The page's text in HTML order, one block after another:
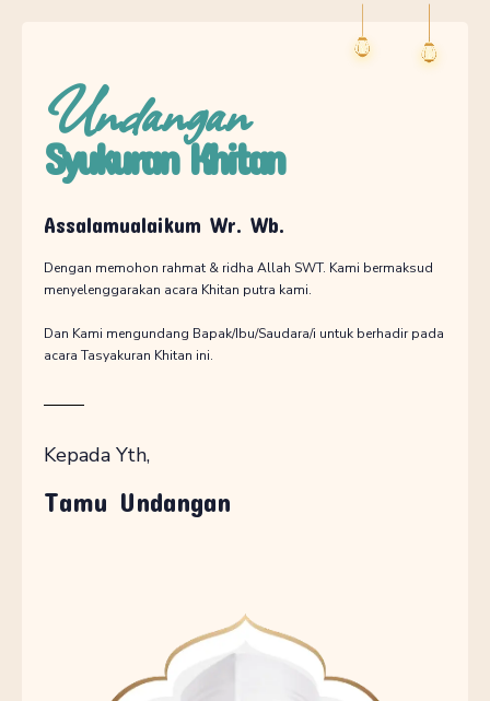
Undangan
Syukuran Khitan
Assalamualaikum Wr. Wb.
Dengan memohon rahmat & ridha Allah SWT. Kami bermaksud
menyelenggarakan acara Khitan putra kami.
Dan Kami mengundang Bapak/Ibu/Saudara/i untuk berhadir pada
acara Tasyakuran Khitan ini.
Kepada Yth,
Tamu Undangan